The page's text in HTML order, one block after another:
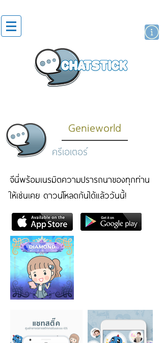
Genieworld
ครีเอเตอร์
จีนี่พร้อมเนรมิตความปรารถนาของทุกท่าน
ให้เช่นเคย ดาวน์โหลดกันได้แล้ววันนี้!